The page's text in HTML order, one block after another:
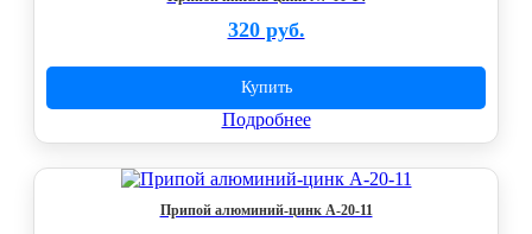
320 руб.
Купить
Подробнее
Припой алюминий-цинк А-20-11